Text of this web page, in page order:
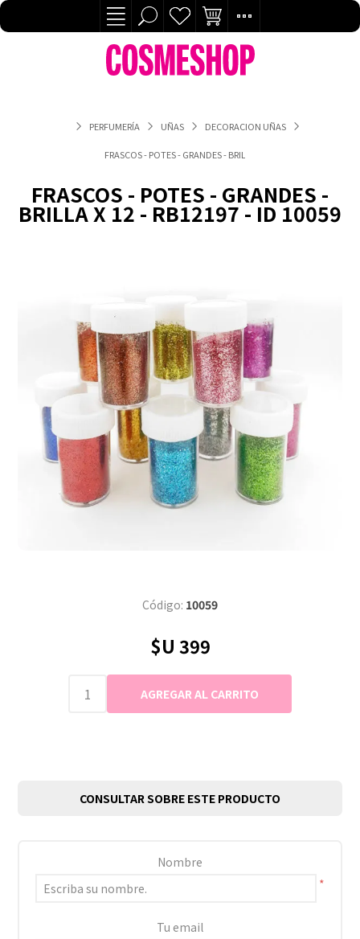
PERFUMERÍA UÑAS DECORACION UÑAS
FRASCOS - POTES - GRANDES - BRILLA X 12 - RB12197 - ID 10059
FRASCOS - POTES - GRANDES -
BRILLA X 12 - RB12197 - ID 10059
Código: 10059
$U 399
CONSULTAR SOBRE ESTE PRODUCTO
Nombre
*
Tu email